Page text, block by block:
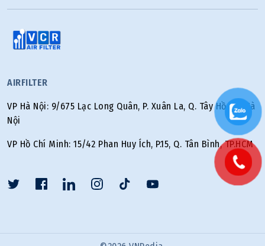
AIRFILTER
VP Hà Nội: 9/675 Lạc Long Quân, P. Xuân La, Q. Tây Hồ, TP. Hà
Nội
VP Hồ Chí Minh: 15/42 Phan Huy Ích, P.15, Q. Tân Bình, TP.HCM